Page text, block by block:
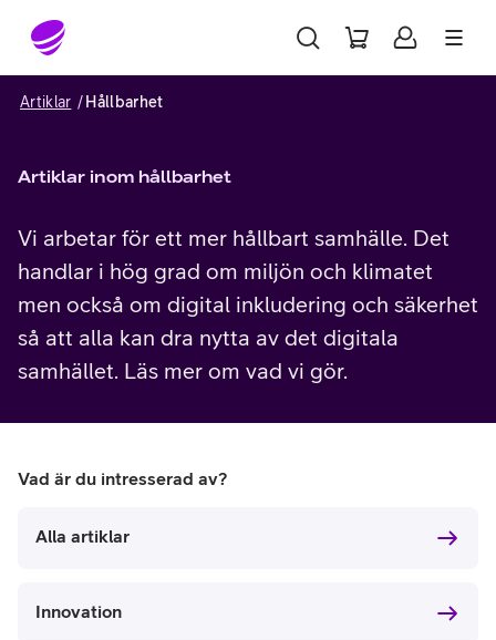
Gå till sidans innehåll
Artiklar Hållbarhet
Artiklar inom hållbarhet
Vi arbetar för ett mer hållbart samhälle. Det
handlar i hög grad om miljön och klimatet
men också om digital inkludering och säkerhet
så att alla kan dra nytta av det digitala
samhället. Läs mer om vad vi gör.
Vad är du intresserad av?
Alla artiklar
Innovation